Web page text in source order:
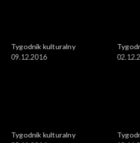
Tygodnik kulturalny
09.12.2016
Tygodnik kulturalny